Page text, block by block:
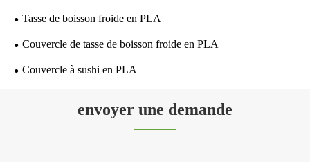
Tasse de boisson froide en PLA
Couvercle de tasse de boisson froide en PLA
Couvercle à sushi en PLA
envoyer une demande